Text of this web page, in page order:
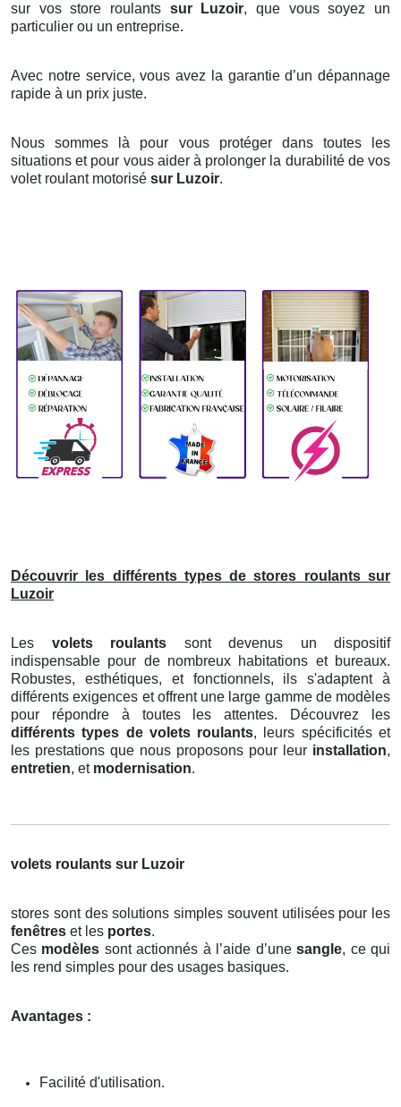
sur vos store roulants sur Luzoir, que vous soyez un
particulier ou un entreprise.
Avec notre service, vous avez la garantie d’un dépannage
rapide à un prix juste.
Nous sommes là pour vous protéger dans toutes les
situations et pour vous aider à prolonger la durabilité de vos
volet roulant motorisé sur Luzoir.
Découvrir les différents types de stores roulants sur
Luzoir
Les volets roulants sont devenus un dispositif
indispensable pour de nombreux habitations et bureaux.
Robustes, esthétiques, et fonctionnels, ils s'adaptent à
différents exigences et offrent une large gamme de modèles
pour répondre à toutes les attentes. Découvrez les
différents types de volets roulants, leurs spécificités et
les prestations que nous proposons pour leur installation,
entretien, et modernisation.
volets roulants sur Luzoir
stores sont des solutions simples souvent utilisées pour les
fenêtres et les portes.
Ces modèles sont actionnés à l’aide d’unesangle, ce qui
les rend simples pour des usages basiques.
Avantages :
Facilité d'utilisation.